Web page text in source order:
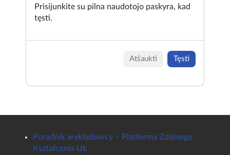
Prisijunkite su pilna naudotojo paskyra, kad
tęsti.
Atšaukti Tęsti
Poradnik wykładowcy – Platforma Zdalnego
Kształcenia UŁ